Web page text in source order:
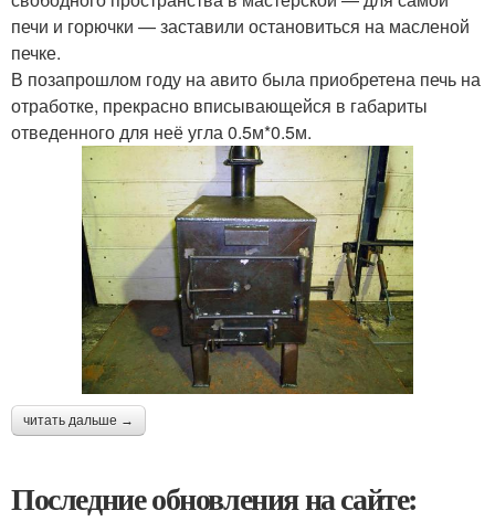
печи и горючки — заставили остановиться на масленой
печке.
В позапрошлом году на авито была приобретена печь на
отработке, прекрасно вписывающейся в габариты
отведенного для неё угла 0.5м*0.5м.
читать дальше →
Последние обновления на сайте: